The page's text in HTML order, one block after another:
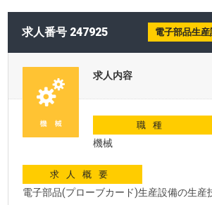
求人番号 247925 電子部品生
求人内容
職種
機械
求人概要
電子部品(プローブカード)生産設備の生産